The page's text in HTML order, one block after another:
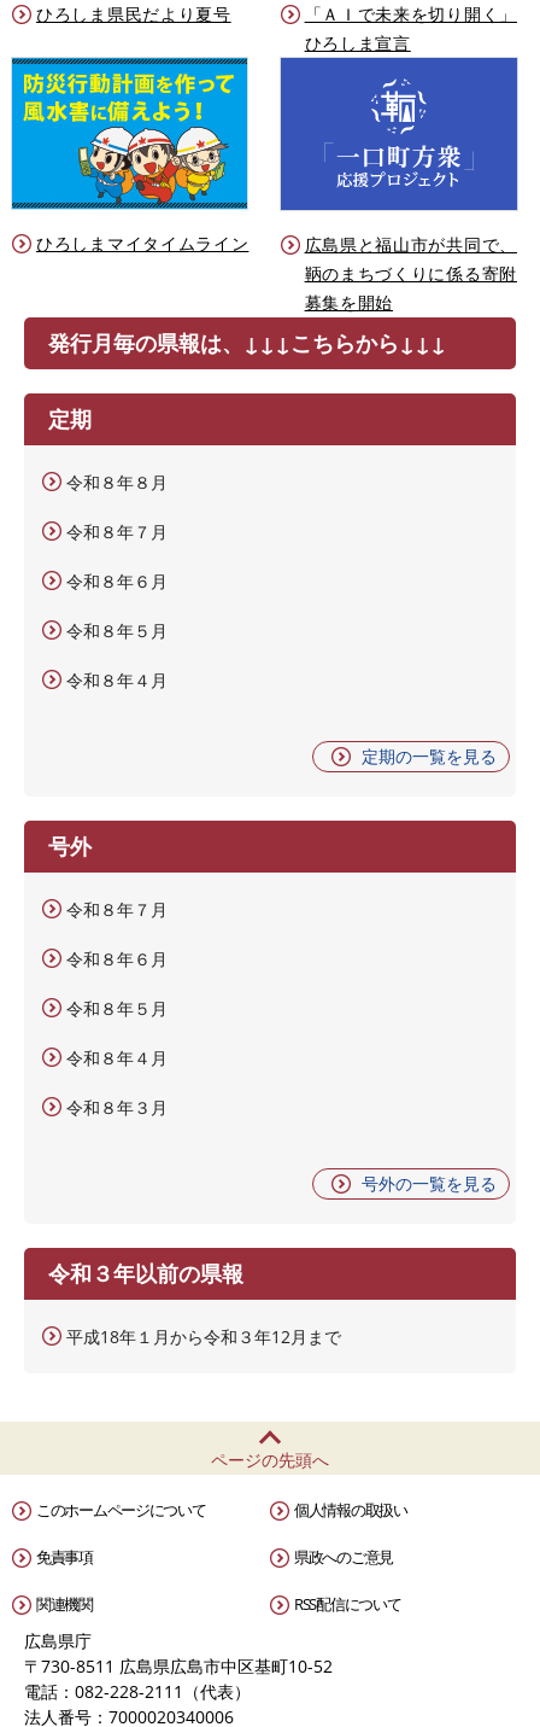
ひろしま県民だより夏号
「ＡＩで未来を切り開く」
ひろしま宣言
ひろしまマイタイムライン
広島県と福山市が共同で、
鞆のまちづくりに係る寄附
募集を開始
発行月毎の県報は、↓↓↓こちらから↓↓↓
定期
令和８年８月
令和８年７月
令和８年６月
令和８年５月
令和８年４月
定期の一覧を見る
号外
令和８年７月
令和８年６月
令和８年５月
令和８年４月
令和８年３月
号外の一覧を見る
令和３年以前の県報
平成18年１月から令和３年12月まで
ページの先頭へ
このホームページについて 個人情報の取扱い
免責事項 県政へのご意見
関連機関 RSS配信について
広島県庁
〒730-8511 広島県広島市中区基町10-52
電話：082-228-2111（代表）
法人番号：7000020340006